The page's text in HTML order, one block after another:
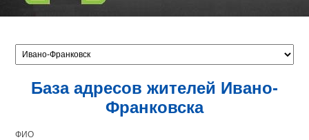
База адресов жителей Ивано-
Франковска
ФИО